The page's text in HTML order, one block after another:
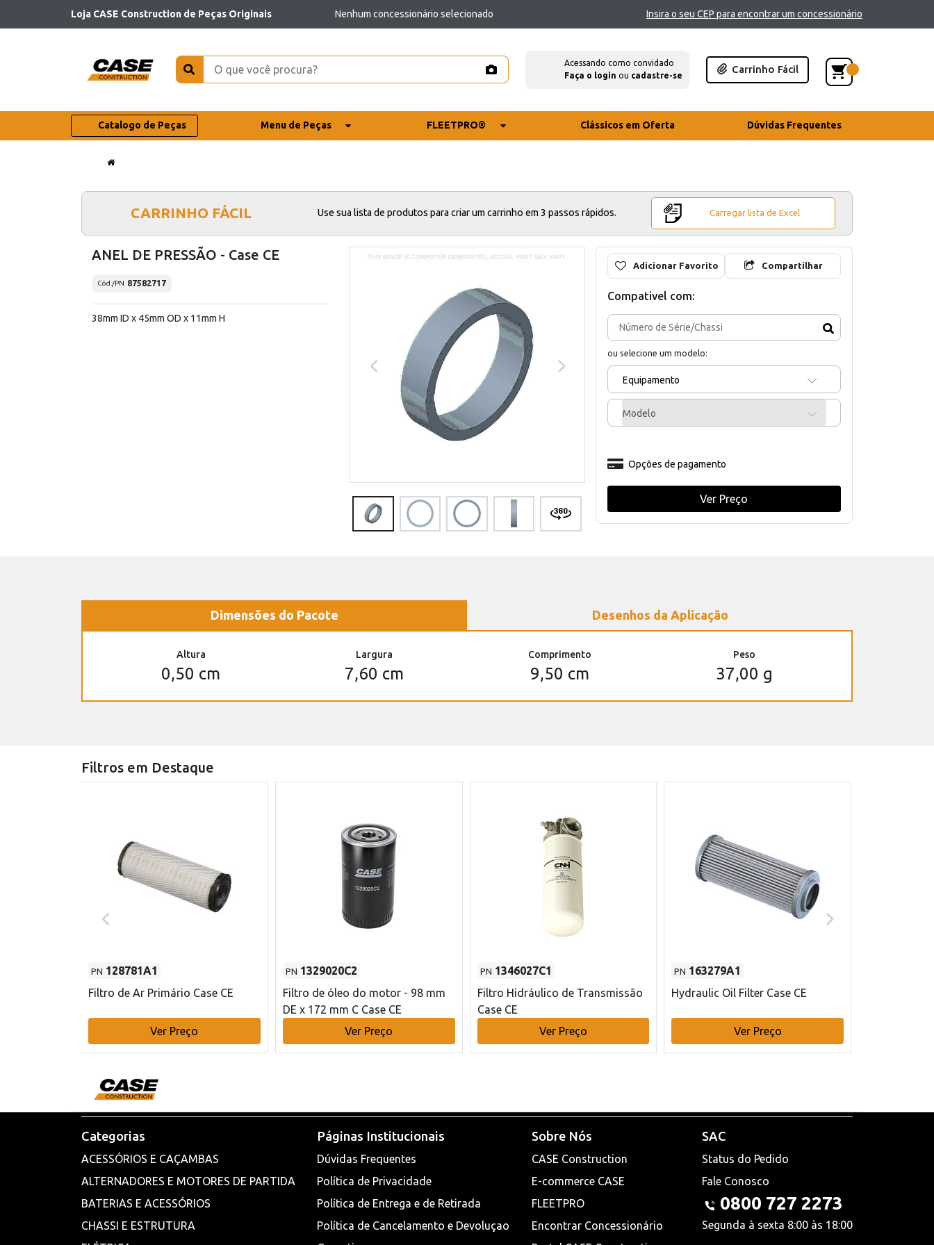
Loja CASE Construction de Peças Originais Nenhum concessionário selecionado Insira o seu CEP para encontrar um concessionário
Acessando como convidado
Faça o login ou cadastre-se
Carrinho Fácil
Catalogo de Peças Menu de Peças FLEETPRO® Clássicos em Oferta Dúvidas Frequentes
CARRINHO FÁCIL Use sua lista de produtos para criar um carrinho em 3 passos rápidos. Carregar lista de Excel
ANEL DE PRESSÃO - Case CE
Cód./PN 87582717
38mm ID x 45mm OD x 11mm H
Adicionar Favorito Compartilhar
Compativel com:
ou selecione um modelo:
Equipamento
Modelo
Opções de pagamento
Ver Preço
Dimensões do Pacote Desenhos da Aplicação
Altura
0,50 cm
Largura
7,60 cm
Comprimento
9,50 cm
Peso
37,00 g
Filtros em Destaque
PN 128781A1
Filtro de Ar Primário Case CE
Ver Preço
PN 1329020C2
Filtro de óleo do motor - 98 mm
DE x 172 mm C Case CE
Ver Preço
PN 1346027C1
Filtro Hidráulico de Transmissão
Case CE
Ver Preço
PN 163279A1
Hydraulic Oil Filter Case CE
Ver Preço
Categorias
ACESSÓRIOS E CAÇAMBAS
ALTERNADORES E MOTORES DE PARTIDA
BATERIAS E ACESSÓRIOS
CHASSI E ESTRUTURA
Páginas Institucionais
Dúvidas Frequentes
Política de Privacidade
Política de Entrega e de Retirada
Política de Cancelamento e Devoluçao
Sobre Nós
CASE Construction
E-commerce CASE
FLEETPRO
Encontrar Concessionário
SAC
Status do Pedido
Fale Conosco
0800 727 2273
Segunda à sexta 8:00 às 18:00